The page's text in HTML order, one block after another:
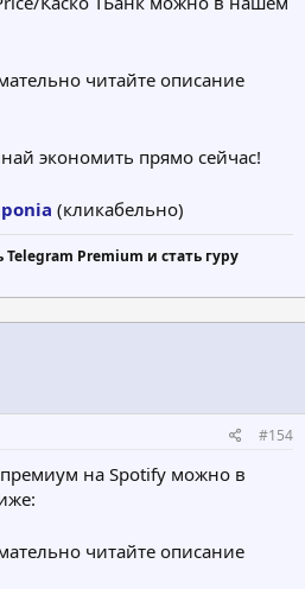
читайте описание
экономить прямо сейчас!
(кликабельно)
Premium и стать гуру
#154
на Spotify можно в
читайте описание